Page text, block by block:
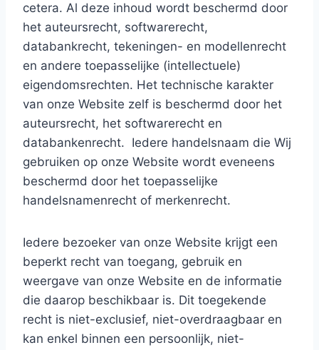
cetera. Al deze inhoud wordt beschermd door
het auteursrecht, softwarerecht,
databankrecht, tekeningen- en modellenrecht
en andere toepasselijke (intellectuele)
eigendomsrechten. Het technische karakter
van onze Website zelf is beschermd door het
auteursrecht, het softwarerecht en
databankenrecht. Iedere handelsnaam die Wij
gebruiken op onze Website wordt eveneens
beschermd door het toepasselijke
handelsnamenrecht of merkenrecht.
Iedere bezoeker van onze Website krijgt een
beperkt recht van toegang, gebruik en
weergave van onze Website en de informatie
die daarop beschikbaar is. Dit toegekende
recht is niet-exclusief, niet-overdraagbaar en
kan enkel binnen een persoonlijk, niet-